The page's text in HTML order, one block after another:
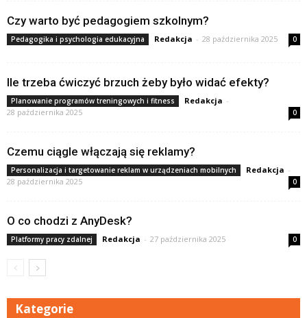
Czy warto być pedagogiem szkolnym?
Pedagogika i psychologia edukacyjna Redakcja - 28 października 2025 0
Ile trzeba ćwiczyć brzuch żeby było widać efekty?
Planowanie programów treningowych i fitness Redakcja -
28 października 2025
0
Czemu ciągle włączają się reklamy?
Personalizacja i targetowanie reklam w urządzeniach mobilnych Redakcja -
28 października 2025
0
O co chodzi z AnyDesk?
Platformy pracy zdalnej Redakcja - 27 października 2025 0
Kategorie